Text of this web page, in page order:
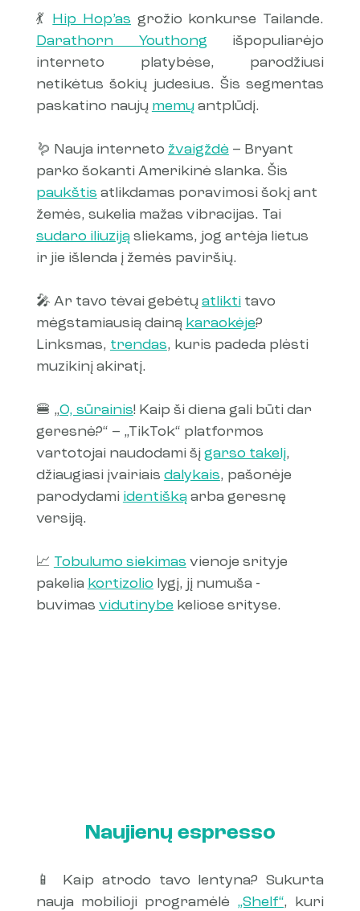
💃 Hip Hop’as
Darathorn Youthong išpopuliarėjo
interneto platybėse, parodžiusi
netikėtus šokių judesius. Šis segmentas
paskatino naujų memų antplūdį.
🪱 Nauja interneto žvaigždė – Bryant
parko šokanti Amerikinė slanka. Šis
paukštis atlikdamas poravimosi šokį ant
žemės, sukelia mažas vibracijas. Tai
sudaro iliuziją sliekams, jog artėja lietus
ir jie išlenda į žemės paviršių.
🎤 Ar tavo tėvai gebėtų atlikti tavo
mėgstamiausią dainą karaokėje?
Linksmas, trendas, kuris padeda plėsti
muzikinį akiratį.
🍔 „O, sūrainis! Kaip ši diena gali būti dar
geresnė?“ – „TikTok“ platformos
vartotojai naudodami šį garso takelį,
džiaugiasi įvairiais dalykais, pašonėje
parodydami identišką arba geresnę
versiją.
📈 Tobulumo siekimas vienoje srityje
pakelia kortizolio lygį, jį numuša -
buvimas vidutinybe keliose srityse.
Naujienų espresso
📱 Kaip atrodo tavo lentyna? Sukurta
nauja mobilioji programėlė „Shelf“, kuri